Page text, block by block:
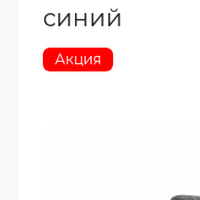
синий
Акция